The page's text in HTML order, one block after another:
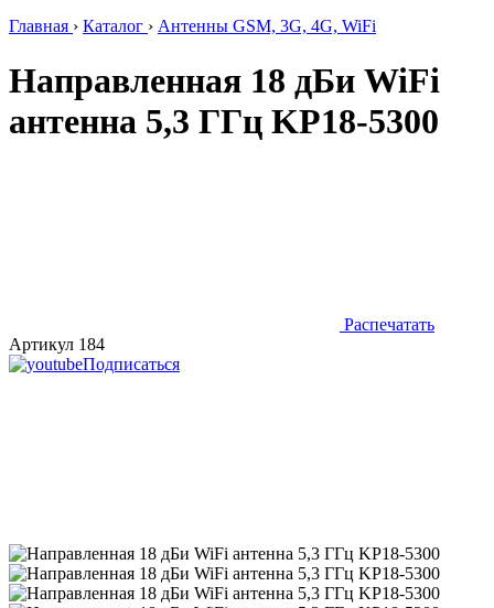
Главная › Каталог › Антенны GSM, 3G, 4G, WiFi
Направленная 18 дБи WiFi
антенна 5,3 ГГц KP18-5300
Распечатать
Артикул 184
Подписаться